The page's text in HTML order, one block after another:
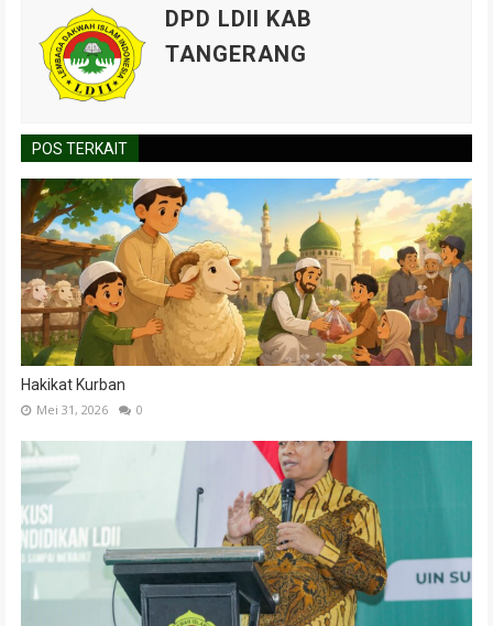
DPD LDII KAB
TANGERANG
POS TERKAIT
Hakikat Kurban
Mei 31, 2026 0